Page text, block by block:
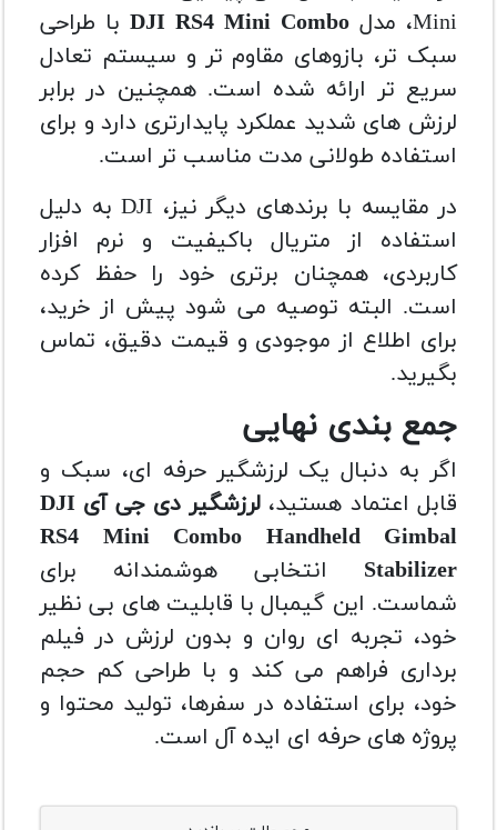
Mini، مدل
DJI RS4 Mini Combo با طراحی
سبک تر، بازوهای مقاوم تر و سیستم تعادل
سریع تر ارائه شده است. همچنین در برابر
لرزش های شدید عملکرد پایدارتری دارد و برای
استفاده طولانی مدت مناسب تر است.
در مقایسه با برندهای دیگر نیز، DJI به دلیل
استفاده از متریال باکیفیت و نرم افزار
کاربردی، همچنان برتری خود را حفظ کرده
است. البته توصیه می شود پیش از خرید،
برای اطلاع از موجودی و قیمت دقیق، تماس
بگیرید.
جمع بندی نهایی
اگر به دنبال یک لرزشگیر حرفه ای، سبک و
قابل اعتماد هستید،
لرزشگیر دی جی آی DJI
RS4 Mini Combo Handheld Gimbal
Stabilizer انتخابی هوشمندانه برای
شماست. این گیمبال با قابلیت های بی نظیر
خود، تجربه ای روان و بدون لرزش در فیلم
برداری فراهم می کند و با طراحی کم حجم
خود، برای استفاده در سفرها، تولید محتوا و
پروژه های حرفه ای ایده آل است.